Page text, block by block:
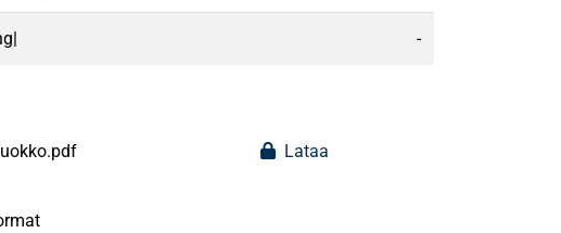
-
Lataa